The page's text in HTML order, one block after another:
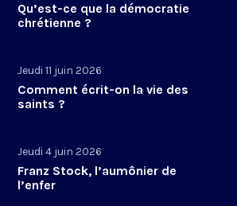
Qu’est-ce que la démocratie
chrétienne ?
Jeudi 11 juin 2026
Comment écrit-on la vie des
saints ?
Jeudi 4 juin 2026
Franz Stock, l’aumônier de
l’enfer